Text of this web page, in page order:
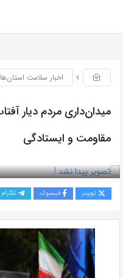
اخبار سلامت استان‌ها
میدان‌داری مردم دیار
مقاومت و ایستادگی
توییتر فیسبوک تلگرام